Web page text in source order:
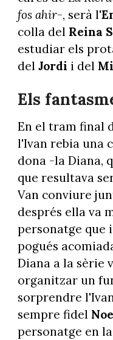
fos ahir-, serà l'
colla del Reina
estudiar els
del Jordi i del
Els
En el tram final
l'Ivan rebia una
dona -la Diana,
que resultava
Van conviure
després ella va
personatge que
pogués
Diana a la sèrie
organitzar un
sorprendre
sempre fidel Noe
personatge en